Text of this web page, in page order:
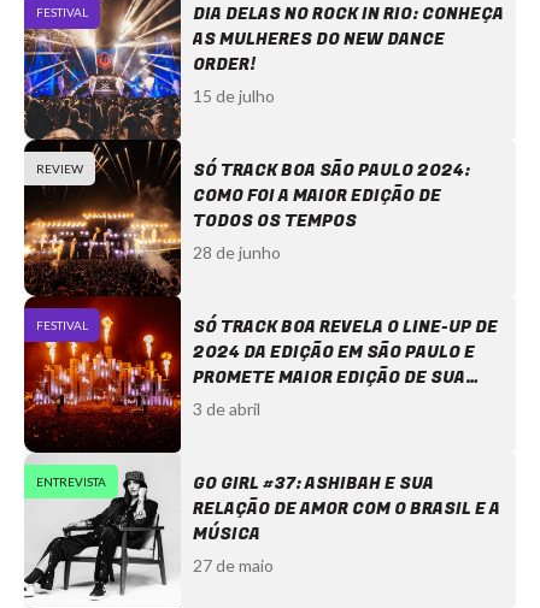
FESTIVAL
DIA DELAS NO ROCK IN RIO: CONHEÇA
AS MULHERES DO NEW DANCE
ORDER!
15 de julho
REVIEW
SÓ TRACK BOA SÃO PAULO 2024:
COMO FOI A MAIOR EDIÇÃO DE
TODOS OS TEMPOS
28 de junho
FESTIVAL
SÓ TRACK BOA REVELA O LINE-UP DE
2024 DA EDIÇÃO EM SÃO PAULO E
PROMETE MAIOR EDIÇÃO DE SUA
HISTÓRIA!
3 de abril
ENTREVISTA
GO GIRL #37: ASHIBAH E SUA
RELAÇÃO DE AMOR COM O BRASIL E A
MÚSICA
27 de maio